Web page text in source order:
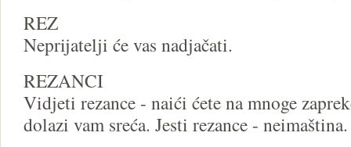
REZ
Neprijatelji će vas nadjačati.
REZANCI
Vidjeti rezance - naići ćete na mnoge
dolazi vam sreća. Jesti rezance - neimaština.